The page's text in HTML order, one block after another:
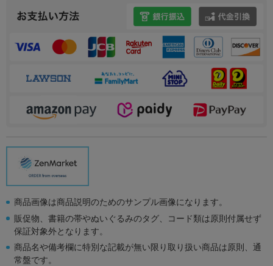
商品画像は商品説明のためのサンプル画像になります。
販促物、書籍の帯やぬいぐるみのタグ、コード類は原則付属せず
保証対象外となります。
商品名や備考欄に特別な記載が無い限り取り扱い商品は原則、通
常盤です。